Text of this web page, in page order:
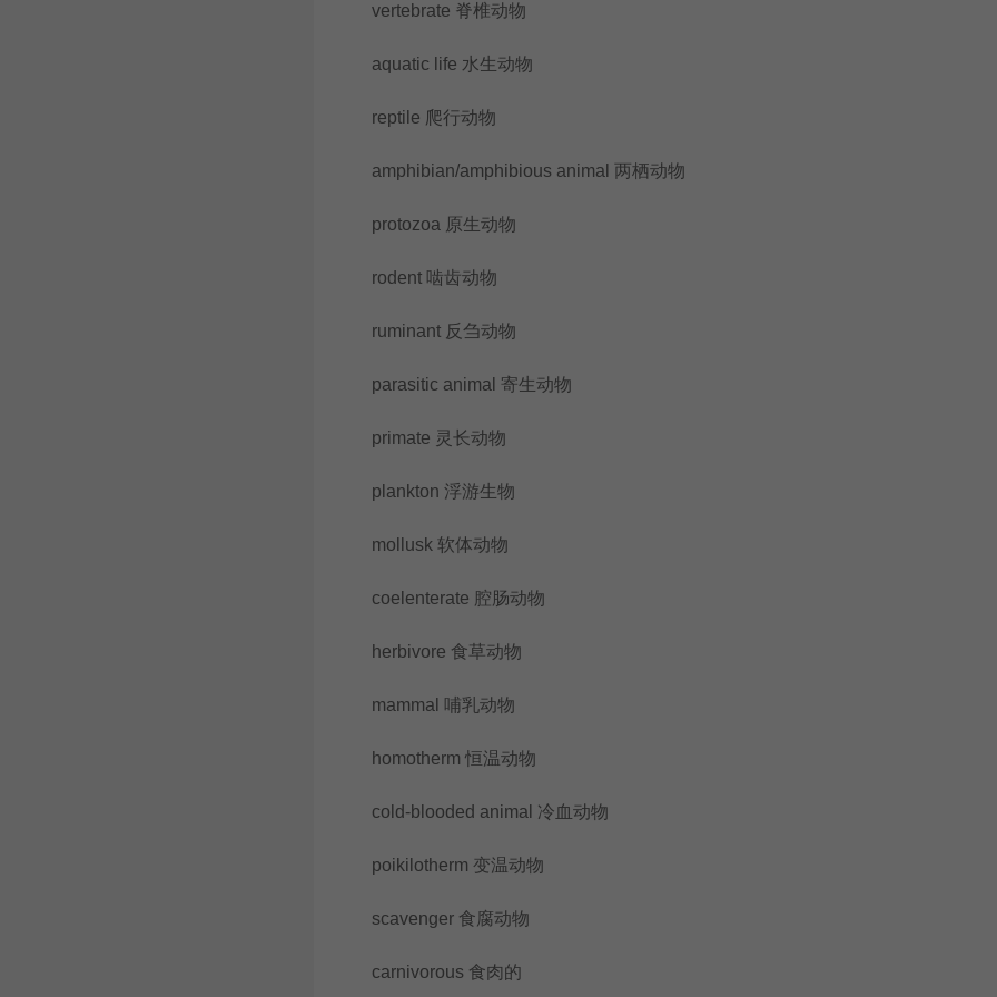
vertebrate 脊椎动物
aquatic life 水生动物
reptile 爬行动物
amphibian/amphibious animal 两栖动物
protozoa 原生动物
rodent 啮齿动物
ruminant 反刍动物
parasitic animal 寄生动物
primate 灵长动物
plankton 浮游生物
mollusk 软体动物
coelenterate 腔肠动物
herbivore 食草动物
mammal 哺乳动物
homotherm 恒温动物
cold-blooded animal 冷血动物
poikilotherm 变温动物
scavenger 食腐动物
carnivorous 食肉的